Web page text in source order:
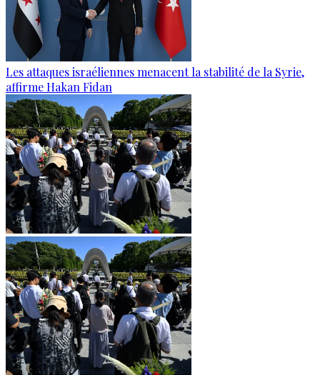
Les attaques israéliennes menacent la stabilité de la Syrie,
affirme Hakan Fidan